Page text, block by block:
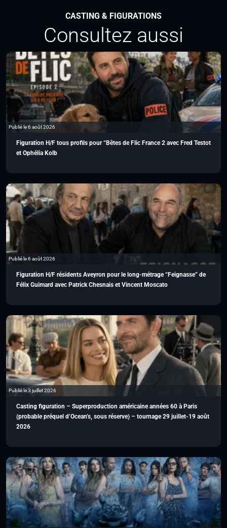
CASTING & FIGURATIONS
Consultez aussi
Publié le 6 août 2026
Figuration H/F tous profils pour “Bêtes de Flic France 2 avec Fred Testot
et Ophélia Kolb
Publié le 6 août 2026
Figuration H/F résidents Aveyron pour le long-métrage “Feignasse” de
Félix Guimard avec Patrick Chesnais et Vincent Moscato
Publié le 3 juillet 2026
Casting figuration – Superproduction américaine années 60 à Paris
(probable préquel d’Ocean’s, sous réserve) – tournage 29 juillet-19 août
2026